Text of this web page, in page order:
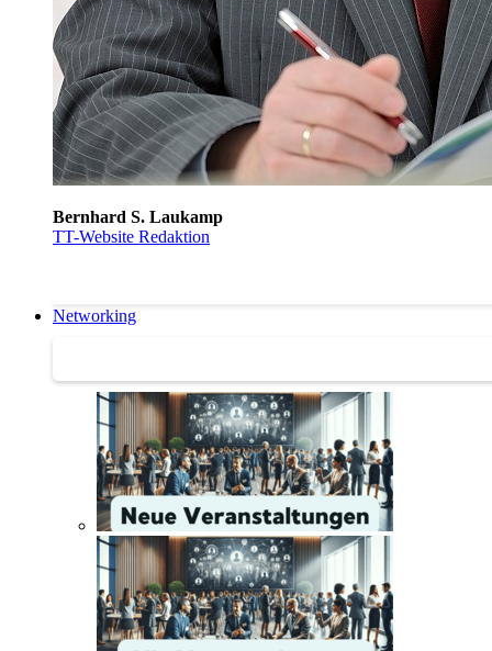
Bernhard S. Laukamp
TT-Website Redaktion
Networking